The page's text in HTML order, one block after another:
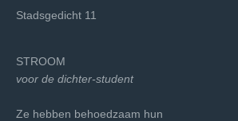
Stadsgedicht 11
STROOM
voor de dichter-student
Ze hebben behoedzaam hun